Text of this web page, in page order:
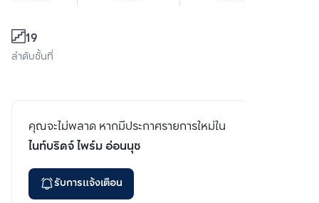
19
ลำดับชั้นที่
คุณจะไม่พลาด หากมีประกาศรายการใหม่ใน
ไนท์บริดจ์ ไพร์ม อ่อนนุช
รับการแจ้งเตือน